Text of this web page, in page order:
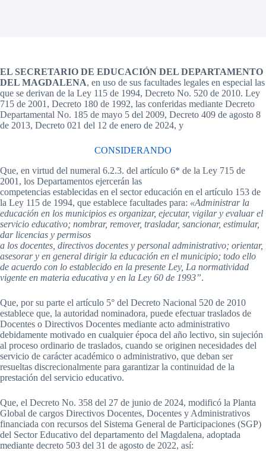
EL SECRETARIO DE EDUCACIÓN DEL DEPARTAMENTO
DEL MAGDALENA, en uso de sus facultades legales en especial las
que se derivan de la Ley 115 de 1994, Decreto No. 520 de 2010. Ley
715 de 2001, Decreto 180 de 1992, las conferidas mediante Decreto
Departamental No. 185 de mayo 5 del 2009, Decreto 409 de agosto 8
de 2013, Decreto 021 del 12 de enero de 2024, y
CONSIDERANDO
Que, en virtud del numeral 6.2.3. del artículo 6* de la Ley 715 de
2001, los Departamentos ejercerán las
competencias establecidas en el sector educación en el artículo 153 de
la Ley 115 de 1994, que establece facultades para: «Administrar la
educación en los municipios es organizar, ejecutar, vigilar y evaluar el
servicio educativo; nombrar, remover, trasladar, sancionar, estimular,
dar licencias y permisos
a los docentes, directivos docentes y personal administrativo; orientar,
asesorar y en general dirigir la educación en el municipio; todo ello
de acuerdo con lo establecido en la presente Ley, La normatividad
vigente en materia educativa y en la Ley 60 de 1993”.
Que, por su parte el artículo 5° del Decreto Nacional 520 de 2010
establece que, la autoridad nominadora, puede efectuar traslados de
Docentes o Directivos Docentes mediante acto administrativo
debidamente motivado en cualquier época del año lectivo, sin sujeción
al proceso ordinario de traslados, cuando se originen necesidades del
servicio de carácter académico o administrativo, que deban ser
resueltas discrecionalmente para garantizar la continuidad de la
prestación del servicio educativo.
Que, el Decreto No. 358 del 27 de junio de 2024, modificó la Planta
Global de cargos Directivos Docentes, Docentes y Administrativos
financiada con recursos del Sistema General de Participaciones (SGP)
del Sector Educativo del departamento del Magdalena, adoptada
mediante decreto 503 del 31 de agosto de 2022, así: